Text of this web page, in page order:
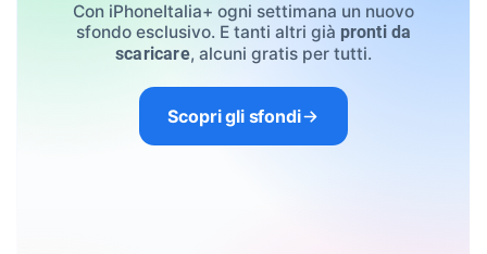
Con iPhoneItalia+ ogni settimana un nuovo
sfondo esclusivo. E tanti altri già pronti da
scaricare, alcuni gratis per tutti.
Scopri gli sfondi